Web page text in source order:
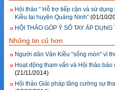
Hội thảo “ Hỗ trợ tiếp cận và sử
Kiều tại huyện Quảng Ninh” (01/10/
HỘI THẢO GÓP Ý SỔ TAY ÁP
Những tin cũ hơn
Người dân Vân Kiều "sống mòn" vì
Hoạt động tham vấn và Hội thảo
(21/11/2014)
Hội thảo Giải pháp tăng cường sự